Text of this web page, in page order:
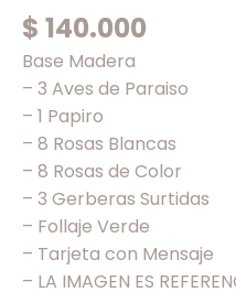
$ 140.000
Base Madera
– 3 Aves de Paraiso
– 1 Papiro
– 8 Rosas Blancas
– 8 Rosas de Color
– 3 Gerberas Surtidas
– Follaje Verde
– Tarjeta con Mensaje
– LA IMAGEN ES